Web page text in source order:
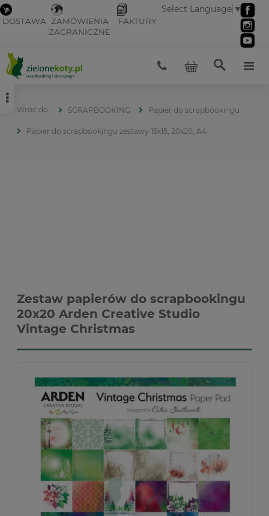
DOSTAWA ZAMÓWIENIA
ZAGRANICZNE
FAKTURY
Select Language ▼
SCRAPBOOKING Papier do scrapbookingu
Papier do scrapbookingu zestawy 15x15, 20x20, A4
Zestaw papierów do scrapbookingu
20x20 Arden Creative Studio
Vintage Christmas